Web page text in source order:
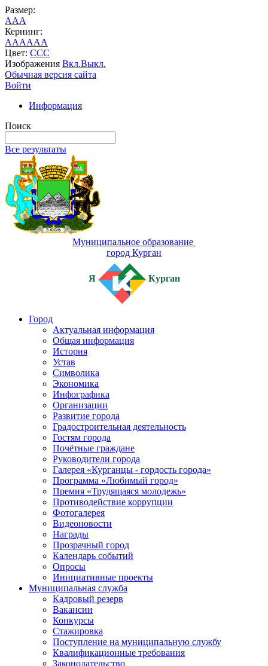
Размер:
AAA
Кернинг:
AAAAAA
Цвет: CCC
Изображения Вкл.Выкл.
Обычная версия сайта
Войти
Информация
Поиск
Все результаты
Муниципальное образование
город Курган
Я Курган
Город
Актуальная информация
Общая информация
История
Устав
Символика
Экономика
Инфографика
Организации
Развитие города
Градостроительная деятельность
Гостям города
Почётные граждане
Руководители города
Галерея «Курганцы - гордость города»
Программа «Любимый город»
Премия «Трудящаяся молодежь»
Противодействие коррупции
Фотогалерея
Видеоновости
Награды
Прозрачный город
Календарь событий
Опросы
Инициативные проекты
Муниципальная служба
Кадровый резерв
Вакансии
Конкурсы
Стажировка
Поступление на муниципальную службу
Квалификационные требования
Законодательство